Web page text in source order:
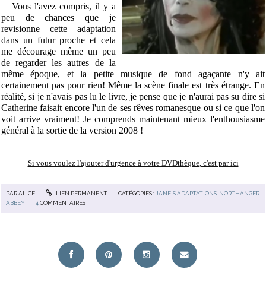
Vous l'avez compris, il y a
peu de chances que je
revisionne cette adaptation
dans un futur proche et cela
me décourage même un peu
de regarder les autres de la
même époque, et la petite musique de fond agaçante n'y ait
certainement pas pour rien! Même la scène finale est très étrange. En
réalité, si je n'avais pas lu le livre, je pense que je n'aurai pas su dire si
Catherine faisait encore l'un de ses rêves romanesque ou si ce que l'on
voit arrive vraiment! Je comprends maintenant mieux l'enthousiasme
général à la sortie de la version 2008 !
Si vous voulez l'ajouter d'urgence à votre DVDthèque, c'est par ici
PARALICE LIEN PERMANENT CATÉGORIES :JANE'S ADAPTATIONS, NORTHANGER
ABBEY
4 COMMENTAIRES